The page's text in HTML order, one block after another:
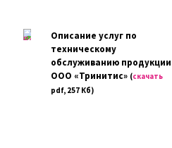
Описание услуг по
техническому
обслуживанию продукции
ООО «Тринитис» (скачать
pdf, 257 Кб)